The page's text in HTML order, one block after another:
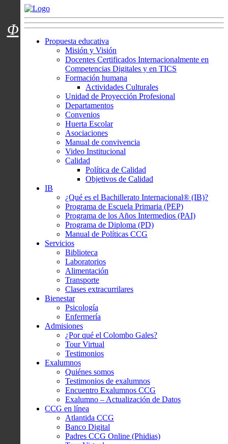
Menú usuarios
Propuesta educativa
Misión y Visión
Docentes Certificados Internacionalmente en
Competencias Digitales y en TICS
Formación humana
Actividades Culturales
Unidad de Proyección Profesional
Departamentos
Convenios
Huerta Escolar
Asociaciones
Manual de convivencia
Video Institucional
Calidad
Política de Calidad
Objetivos de Calidad
IB
¿Qué es el Bachillerato Internacional® (IB)?
Programa de Escuela Primaria (PEP)
Programa de los Años Intermedios (PAI)
Programa de Diploma (PD)
Manual de Políticas CCG
Servicios
Biblioteca
Laboratorios
Alimentación
Transporte
Clases extracurrilares
Bienestar
Psicología
Enfermería
Admisiones
¿Por qué el Colombo Gales?
Tour Virtual
Testimonios
Exalumnos
Quiénes somos
Testimonios de exalumnos
Encuentro Exalumnos CCG
Exalumno – Actualización de Datos
CCG en línea
Atlantida CCG
Banco Digital
Padres CCG Online (Phidias)
Φ